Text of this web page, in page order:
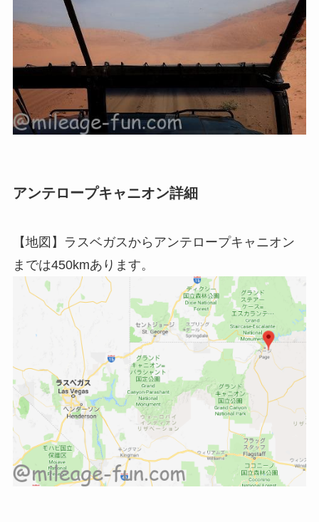
アンテロープキャニオン詳細
【地図】ラスベガスからアンテロープキャニオン
までは450kmあります。